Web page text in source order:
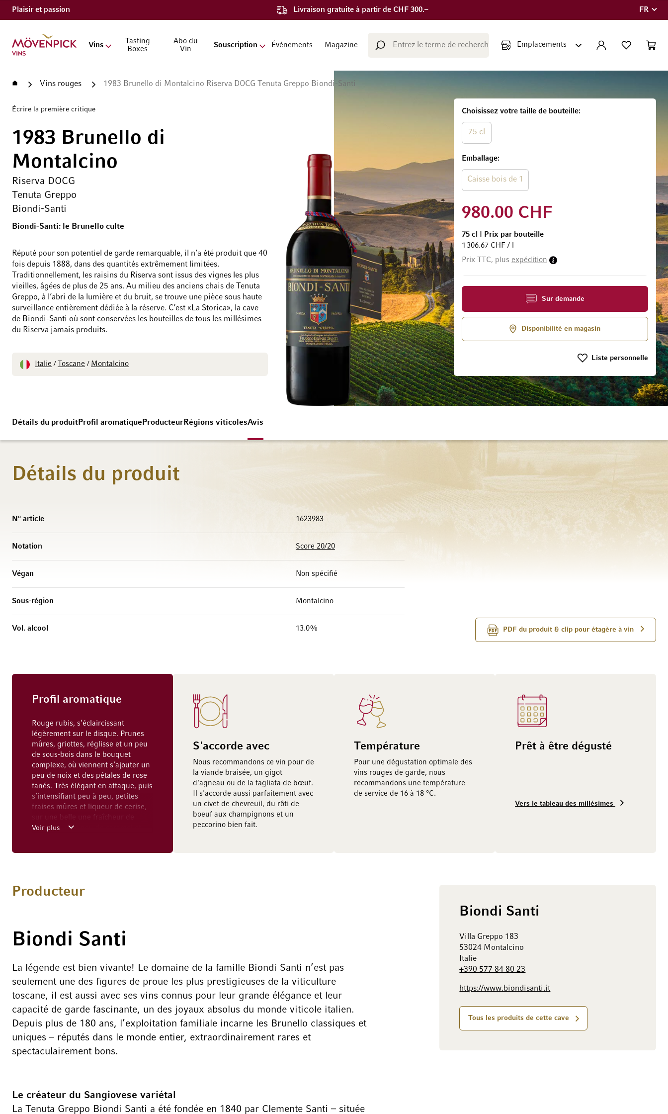
Plaisir et passion Livraison gratuite à partir de CHF 300.–
Langue
FR
Aller à la page d'accueil
Vins
Tasting
Boxes
Abo du
Vin
Souscription Événements Magazine
Chercher COMPTE LISTE
PANIER
Accueil Vins rouges 1983 Brunello di Montalcino Riserva DOCG Tenuta Greppo Biondi-Santi
Écrire la première critique
1983 Brunello di
Montalcino
Riserva DOCG
Tenuta Greppo
Biondi-Santi
Biondi-Santi: le Brunello culte
Réputé pour son potentiel de garde remarquable, il n’a été produit que 40
fois depuis 1888, dans des quantités extrêmement limitées.
Traditionnellement, les raisins du Riserva sont issus des vignes les plus
vieilles, âgées de plus de 25 ans. Au milieu des anciens chais de Tenuta
Greppo, à l’abri de la lumière et du bruit, se trouve une pièce sous haute
surveillance entièrement dédiée à la réserve. C’est «La Storica», la cave
de Biondi-Santi où sont conservées les bouteilles de tous les millésimes
du Riserva jamais produits.
Italie / Toscane / Montalcino
Choisissez votre taille de bouteille
75 cl
Emballage
Caisse bois de 1
980.00 CHF
75 cl
Prix par bouteille
1 306.67 CHF / l
Prix TTC, plus expédition
Sur demande
Disponibilité en magasin
Liste personnelle
Passer à la fin de la galerie d’imagesPasser au début de la Galerie d’images
Détails du produitProfil aromatique ProducteurRégions viticolesAvis
Détails du produit
PDF du produit & clip pour étagère à vin
N° article 1623983
Notation Score 20/20
Végan Non spécifié
Sous-région Montalcino
Vol. alcool 13.0%
Profil aromatique
Rouge rubis, s’éclaircissant
légèrement sur le disque. Prunes
mûres, griottes, réglisse et un peu
de sous-bois dans le bouquet
complexe, où viennent s’ajouter un
peu de noix et des pétales de rose
fanés. Très élégant en attaque, puis
s’intensifiant peu à peu, petites
fraises mûres et liqueur de cerise,
sur une belle une fraîcheur de
brunello, puis peu de caramel et
de terroir.
Voir plus
S'accorde avec
Nous recommandons ce vin pour de
la viande braisée, un gigot
d'agneau ou de la tagliata de bœuf.
Il s'accorde aussi parfaitement avec
un civet de chevreuil, du rôti de
boeuf aux champignons et un
peccorino bien fait.
Température
Pour une dégustation optimale des
vins rouges de garde, nous
recommandons une température
de service de 16 à 18 °C.
Prêt à être dégusté
Vers le tableau des millésimes
Biondi Santi
Villa Greppo 183
53024 Montalcino
Italie
+390 577 84 80 23
https://www.biondisanti.it
Tous les produits de cette cave
Producteur
Biondi Santi
La légende est bien vivante! Le domaine de la famille Biondi Santi n’est pas
seulement une des figures de proue les plus prestigieuses de la viticulture
toscane, il est aussi avec ses vins connus pour leur grande élégance et leur
capacité de garde fascinante, un des joyaux absolus du monde viticole italien.
Depuis plus de 180 ans, l’exploitation familiale incarne les Brunello classiques et
uniques – réputés dans le monde entier, extraordinairement rares et
spectaculairement bons.
Le créateur du Sangiovese variétal
La Tenuta Greppo Biondi Santi a été fondée en 1840 par Clemente Santi – située